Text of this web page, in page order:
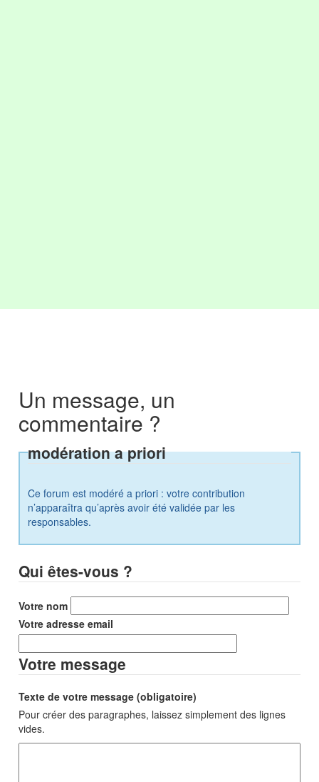
Un message, un
commentaire ?
modération a priori
Ce forum est modéré a priori : votre contribution
n’apparaîtra qu’après avoir été validée par les
responsables.
Qui êtes-vous ?
Votre nom
Votre adresse email
Votre message
Texte de votre message (obligatoire)
Pour créer des paragraphes, laissez simplement des lignes
vides.